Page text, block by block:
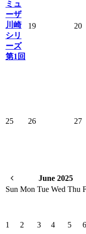
ミュ
ーザ
川崎
シリ
ーズ
第1回
19 20
25 26 27
June 2025
Sun Mon Tue Wed Thu
1 2 3 4 5 6